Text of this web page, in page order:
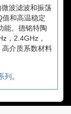
波滤波和振荡
和高温稳定
能。德铭特陶
，2.4GHz，
介质系数材料
列 。